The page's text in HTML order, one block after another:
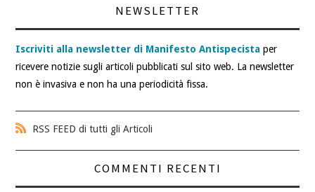
NEWSLETTER
Iscriviti alla newsletter di Manifesto Antispecista per
ricevere notizie sugli articoli pubblicati sul sito web. La newsletter
non è invasiva e non ha una periodicità fissa.
RSS FEED di tutti gli Articoli
COMMENTI RECENTI